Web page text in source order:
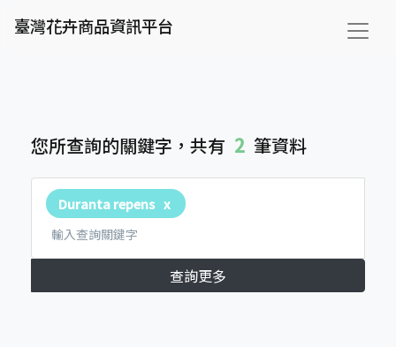
臺灣花卉商品資訊平台
您所查詢的關鍵字，共有 2 筆資料
Duranta repens
查詢更多